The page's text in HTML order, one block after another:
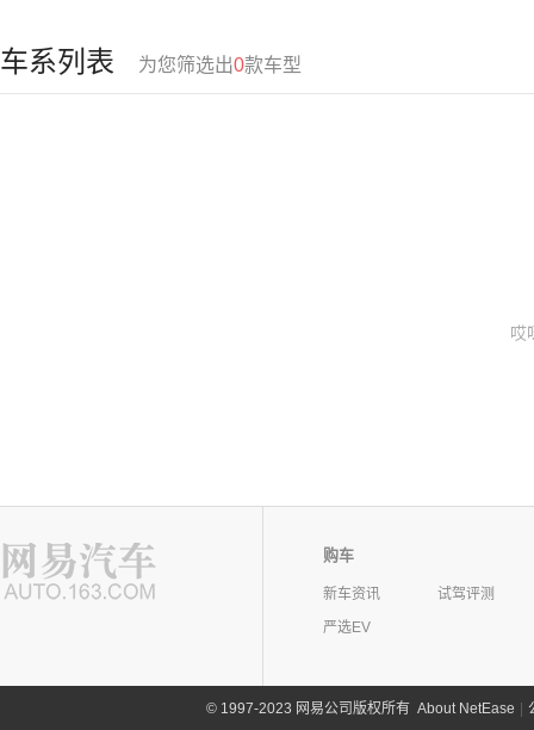
车系列表 为您筛选出0款车型
哎
购车
新车资讯
试驾评测
严选EV
©1997-2023 网易公司版权所有 About NetEase